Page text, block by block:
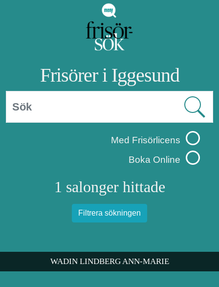
Frisörer i Iggesund
Med Frisörlicens
Boka Online
1 salonger hittade
Filtrera sökningen
WADIN LINDBERG ANN-MARIE